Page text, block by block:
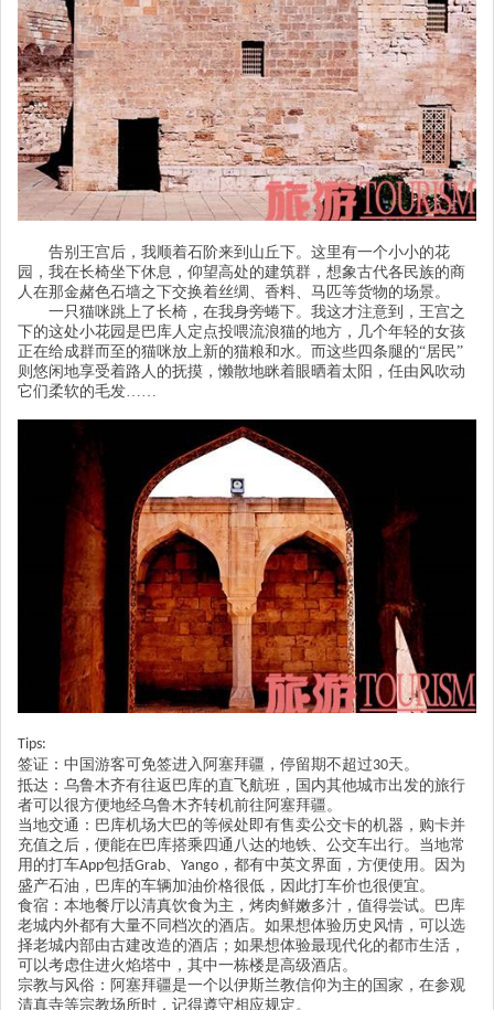
告别王宫后，我顺着石阶来到山丘下。这里有一个小小的花
园，我在长椅坐下休息，仰望高处的建筑群，想象古代各民族的商
人在那金赭色石墙之下交换着丝绸、香料、马匹等货物的场景。
一只猫咪跳上了长椅，在我身旁蜷下。我这才注意到，王宫之
下的这处小花园是巴库人定点投喂流浪猫的地方，几个年轻的女孩
正在给成群而至的猫咪放上新的猫粮和水。而这些四条腿的“居民”
则悠闲地享受着路人的抚摸，懒散地眯着眼晒着太阳，任由风吹动
它们柔软的毛发……
Tips:
签证：中国游客可免签进入阿塞拜疆，停留期不超过30天。
抵达：乌鲁木齐有往返巴库的直飞航班，国内其他城市出发的旅行
者可以很方便地经乌鲁木齐转机前往阿塞拜疆。
当地交通：巴库机场大巴的等候处即有售卖公交卡的机器，购卡并
充值之后，便能在巴库搭乘四通八达的地铁、公交车出行。当地常
用的打车App包括Grab、 Yango ，都有中英文界面，方便使用。因为
盛产石油，巴库的车辆加油价格很低，因此打车价也很便宜。
食宿：本地餐厅以清真饮食为主，烤肉鲜嫩多汁，值得尝试。巴库
老城内外都有大量不同档次的酒店。如果想体验历史风情，可以选
择老城内部由古建改造的酒店；如果想体验最现代化的都市生活，
可以考虑住进火焰塔中，其中一栋楼是高级酒店。
宗教与风俗：阿塞拜疆是一个以伊斯兰教信仰为主的国家，在参观
清真寺等宗教场所时，记得遵守相应规定。